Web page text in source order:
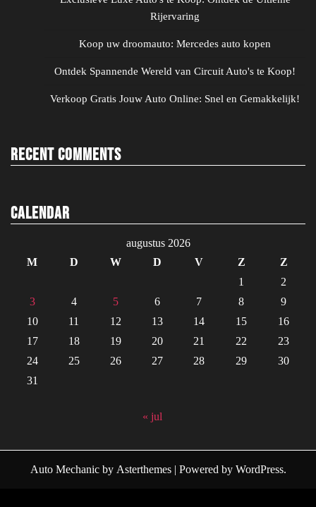
Rijervaring
Koop uw droomauto: Mercedes auto kopen
Ontdek Spannende Wereld van Circuit Auto's te Koop!
Verkoop Gratis Jouw Auto Online: Snel en Gemakkelijk!
Recent Comments
Calendar
augustus 2026
M
D W D V Z
Z
1
2
3
4 5 6 7 8
9
10
11 12 13 14 15
16
17
18 19 20 21 22
23
24
25 26 27 28 29
30
31
« jul
Auto Mechanicby Asterthemes| Powered by WordPress.